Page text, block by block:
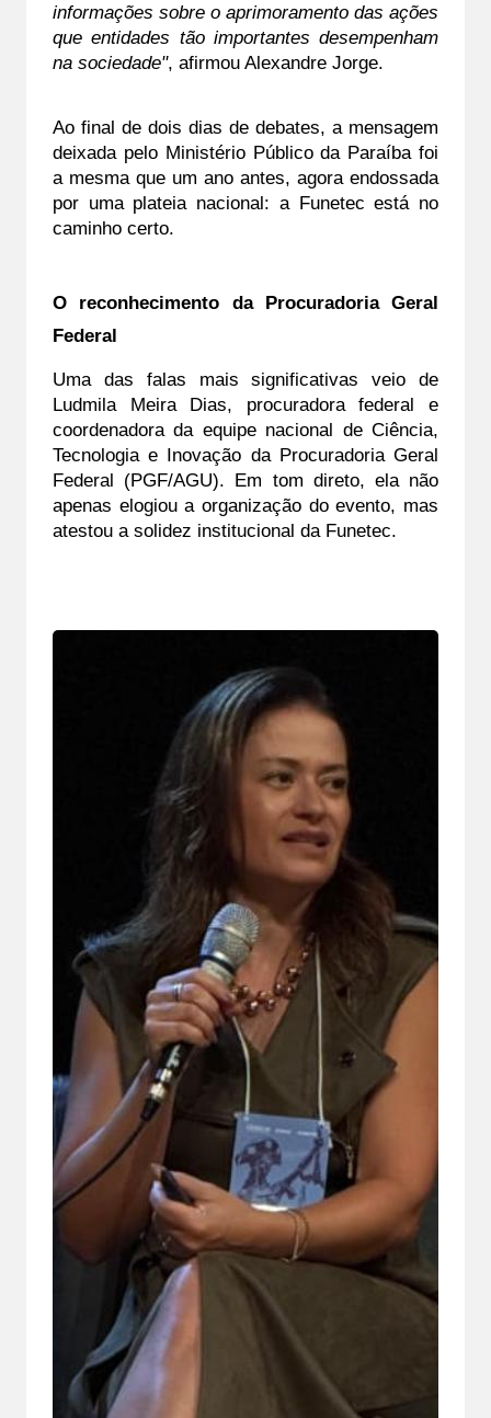
informações sobre o aprimoramento das ações
que entidades tão importantes desempenham
na sociedade", afirmou Alexandre Jorge.
Ao final de dois dias de debates, a mensagem
deixada pelo Ministério Público da Paraíba foi
a mesma que um ano antes, agora endossada
por uma plateia nacional: a Funetec está no
caminho certo.
O reconhecimento da Procuradoria Geral
Federal
Uma das falas mais significativas veio de
Ludmila Meira Dias, procuradora federal e
coordenadora da equipe nacional de Ciência,
Tecnologia e Inovação da Procuradoria Geral
Federal (PGF/AGU). Em tom direto, ela não
apenas elogiou a organização do evento, mas
atestou a solidez institucional da Funetec.